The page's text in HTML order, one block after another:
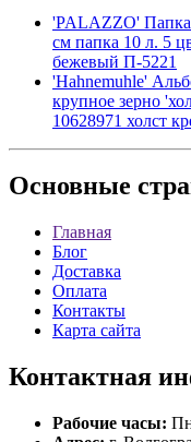
'PALAZZO' Папка
см папка 10 л. 5
бежевый П-5221
'Hahnemuhle'
крупное зерно
10628971 холст
Основные
Главная
Блог
Доставка
Оплата
Контакты
Карта сайта
Контактная
Рабочие часы: